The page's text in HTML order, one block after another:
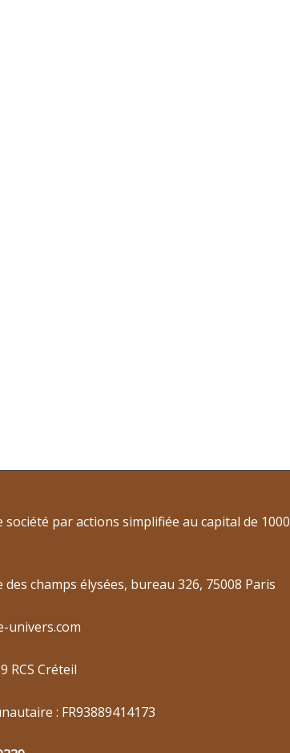
par actions simplifiée au capital de 1000
des champs élysées, bureau 326, 75008 Paris
univers.com
RCS Créteil
: FR93889414173